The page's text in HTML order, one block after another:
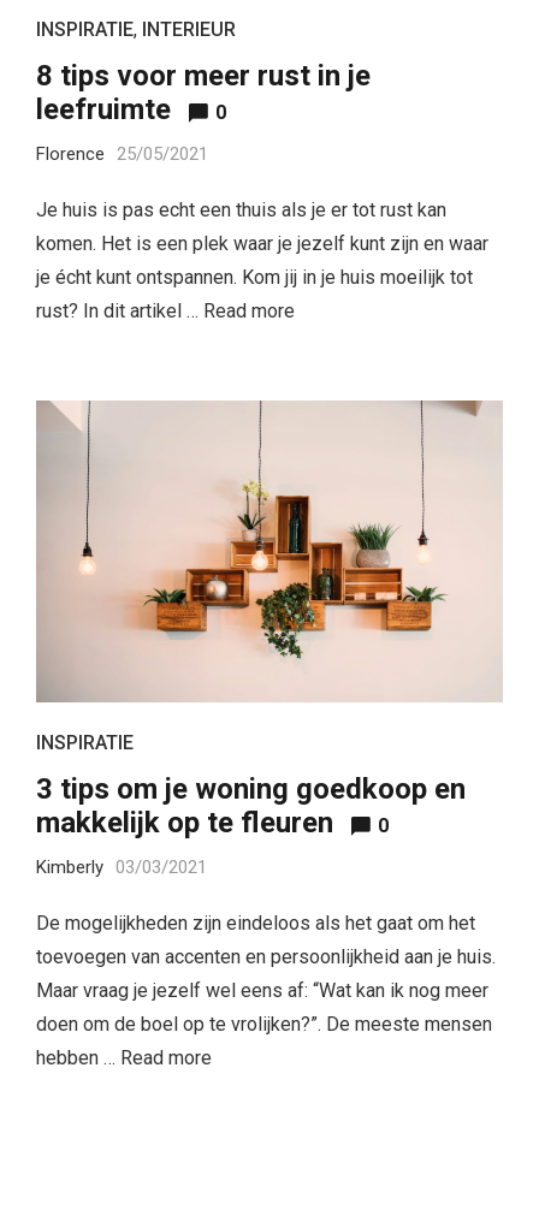
INSPIRATIE, INTERIEUR
8 tips voor meer rust in je
leefruimte
0
Florence 25/05/2021
Je huis is pas echt een thuis als je er tot rust kan
komen. Het is een plek waar je jezelf kunt zijn en waar
je écht kunt ontspannen. Kom jij in je huis moeilijk tot
rust? In dit artikel … Read more
INSPIRATIE
3 tips om je woning goedkoop en
makkelijk op te fleuren
0
Kimberly 03/03/2021
De mogelijkheden zijn eindeloos als het gaat om het
toevoegen van accenten en persoonlijkheid aan je huis.
Maar vraag je jezelf wel eens af: “Wat kan ik nog meer
doen om de boel op te vrolijken?”. De meeste mensen
hebben … Read more